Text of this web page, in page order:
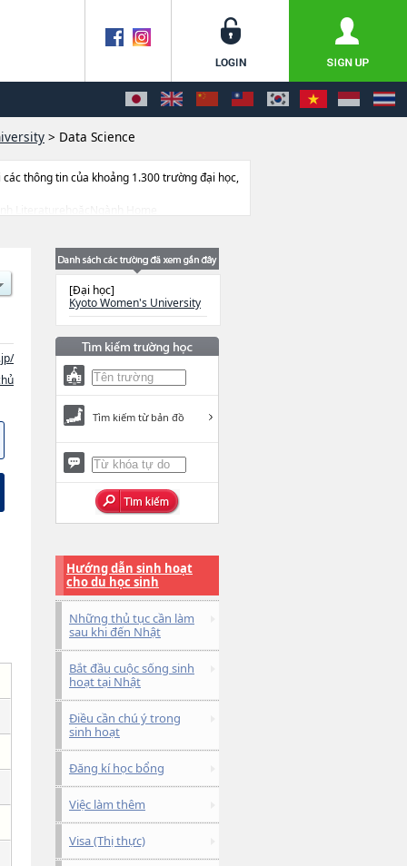
> Data Science
các thông tin của khoảng 1.300 trường đại học,
[Đại học]
Kyoto Women's University
Tìm kiếm từ bản đồ
Hướng dẫn sinh hoạt
cho du học sinh
Những thủ tục cần làm
sau khi đến Nhật
Bắt đầu cuộc sống sinh
hoạt tại Nhật
Điều cần chú ý trong
sinh hoạt
Đăng kí học bổng
Việc làm thêm
Visa (Thị thực)